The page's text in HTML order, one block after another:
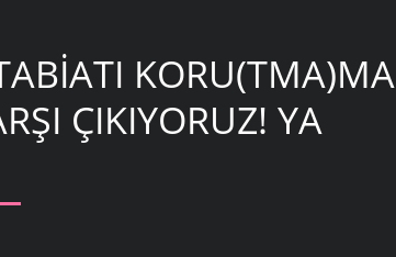
KORU(TMA)MA
ÇIKIYORUZ! YA